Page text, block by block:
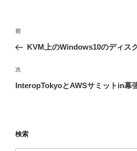
投
ナ
ビ
ゲ
ン
前
の
稿
前
KVM上のWindows10のディスク
次
の
次
InteropTokyoとAWSサミットin幕
検索